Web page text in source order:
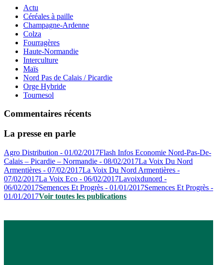
Actu
Céréales à paille
Champagne-Ardenne
Colza
Fourragères
Haute-Normandie
Interculture
Maïs
Nord Pas de Calais / Picardie
Orge Hybride
Tournesol
Commentaires récents
La presse en parle
Agro Distribution - 01/02/2017Flash Infos Economie Nord-Pas-De-
Calais – Picardie – Normandie - 08/02/2017La Voix Du Nord
Armentières - 07/02/2017La Voix Du Nord Armentières -
07/02/2017La Voix Eco - 06/02/2017Lavoixdunord -
06/02/2017Semences Et Progrès - 01/01/2017Semences Et Progrès -
01/01/2017Voir toutes les publications